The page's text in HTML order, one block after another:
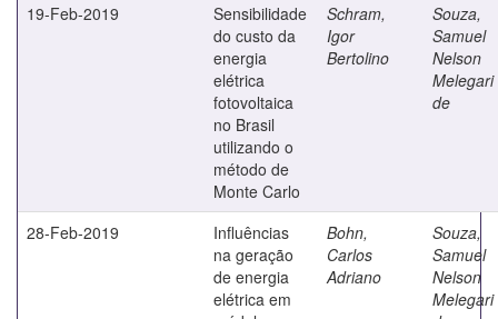
19-Feb-2019
Sensibilidade
do custo da
energia
elétrica
fotovoltaica
no Brasil
utilizando o
método de
Monte Carlo
Schram,
Igor
Bertolino
Souza,
Samuel
Nelson
Melegari
de
28-Feb-2019
Influências
na geração
de energia
elétrica em
Bohn,
Carlos
Adriano
Souza,
Samuel
Nelson
Melegari